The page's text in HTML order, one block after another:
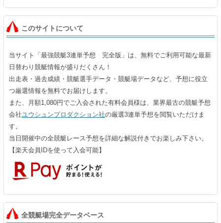
このサイトについて
当サイト「最強競艇3連単予想 完全版」は、無料でご利用可能な最新
日替わり競艇情報が盛りだくさん！
出走表・過去成績・競艇選手データ・競艇場データなど、予想に役立
つ厳選情報を無料でお届けします。
また、月額1,080円でご入会された有料会員様は、業界最古の競艇予想
会社ユウシュンプロダクション社の厳選3連単予想を閲覧いただけま
す。
当日開催中の全競艇レース予想を詳細な解説付きでお楽しみ下さい。
【楽天会員IDを使って入会可能】
全競艇場完全データベース